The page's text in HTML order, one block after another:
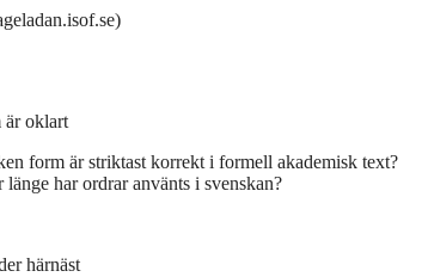
är oklart
form är striktast korrekt i formell akademisk text?
länge har ordrar använts i svenskan?
härnäst